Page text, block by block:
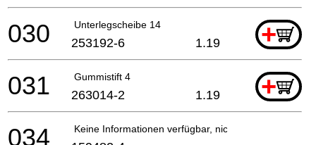
Unterlegscheibe 14 +
030 253192-6 1.19
Gummistift 4 +
031 263014-2 1.19
Keine Informationen verfügbar, nicht bestellbar
034